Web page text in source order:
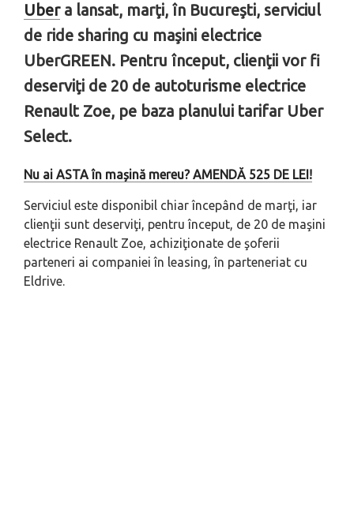
Ubera lansat, marţi, în Bucureşti, serviciul
de ride sharing cu maşini electrice
UberGREEN. Pentru început, clienţii vor fi
deserviţi de 20 de autoturisme electrice
Renault Zoe, pe baza planului tarifar Uber
Select.
Nu ai ASTA în mașină mereu? AMENDĂ 525 DE LEI!
Serviciul este disponibil chiar începând de marţi, iar
clienţii sunt deserviţi, pentru început, de 20 de maşini
electrice Renault Zoe, achiziţionate de şoferii
parteneri ai companiei în leasing, în parteneriat cu
Eldrive.